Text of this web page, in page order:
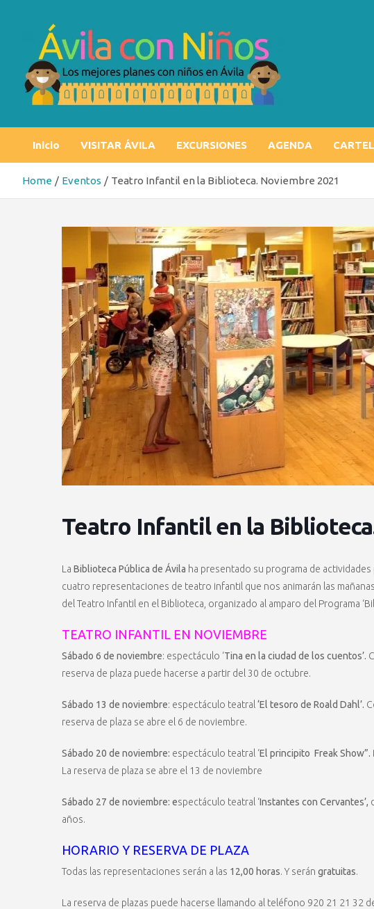
Inicio VISITAR ÁVILA EXCURSIONES AGENDA
Home Eventos Teatro Infantil en la Biblioteca. Noviembre 2021
Teatro Infantil en la
La Biblioteca Pública de Ávila ha presentado su programa de
cuatro representaciones de teatro infantil que nos animarán las
del Teatro Infantil en el Biblioteca, organizado al amparo del Programa
TEATRO INFANTIL EN NOVIEMBRE
Sábado 6 de noviembre: espectáculo ‘Tina en la ciudad de los cuentos’.
reserva de plaza puede hacerse a partir del 30 de octubre.
Sábado 13 de noviembre: espectáculo teatral ‘El tesoro de Roald Dahl’.
reserva de plaza se abre el 6 de noviembre.
Sábado 20 de noviembre: espectáculo teatral ‘El principito Freak Show”.
La reserva de plaza se abre el 13 de noviembre
Sábado 27 de noviembre: espectáculo teatral ‘Instantes con Cervantes’,
años.
HORARIO Y RESERVA DE PLAZA
Todas las representaciones serán a las 12,00 horas. Y serán gratuitas.
La reserva de plazas puede hacerse llamando al teléfono 920 21 21 32